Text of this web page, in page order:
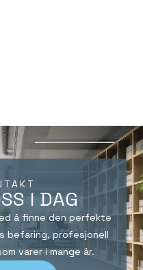
I DAG
å finne den perfekte
befaring, profesjonell
varer i mange år.